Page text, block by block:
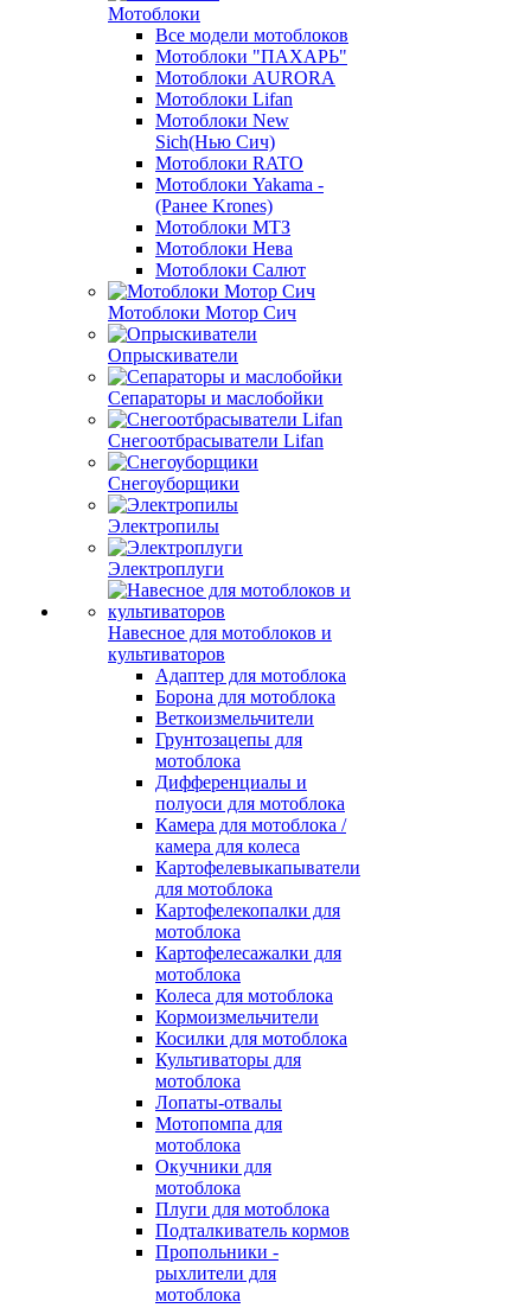
Мотоблоки
Все модели мотоблоков
Мотоблоки "ПАХАРЬ"
Мотоблоки AURORA
Мотоблоки Lifan
Мотоблоки New
Sich(Нью Сич)
Мотоблоки RATO
Мотоблоки Yakama -
(Ранее Krones)
Мотоблоки МТЗ
Мотоблоки Нева
Мотоблоки Салют
Мотоблоки Мотор Сич
Опрыскиватели
Сепараторы и маслобойки
Снегоотбрасыватели Lifan
Снегоуборщики
Электропилы
Электроплуги
Навесное для мотоблоков и
культиваторов
Адаптер для мотоблока
Борона для мотоблока
Веткоизмельчители
Грунтозацепы для
мотоблока
Дифференциалы и
полуоси для мотоблока
Камера для мотоблока /
камера для колеса
Картофелевыкапыватели
для мотоблока
Картофелекопалки для
мотоблока
Картофелесажалки для
мотоблока
Колеса для мотоблока
Кормоизмельчители
Косилки для мотоблока
Культиваторы для
мотоблока
Лопаты-отвалы
Мотопомпа для
мотоблока
Окучники для
мотоблока
Плуги для мотоблока
Подталкиватель кормов
Пропольники -
рыхлители для
мотоблока